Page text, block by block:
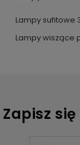
Lampy sufitowe
Lampy wiszące
Zapisz